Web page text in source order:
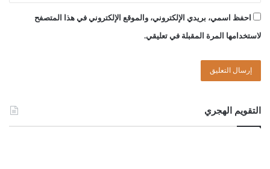
الصادق بن عبد الرحمن الغرياني
15//شعبان//1442هـ
29//03//2021م
احفظ اسمي، بريدي الإلكتروني، والموقع الإلكتروني في هذا المتصفح
لاستخدامها المرة المقبلة في تعليقي.
التقويم الهجري